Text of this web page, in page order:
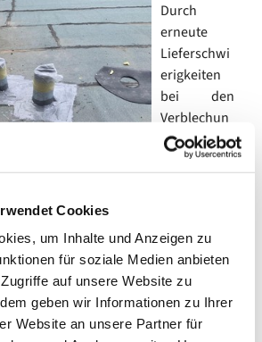
Cookies
um Inhalte und Anzeigen zu
für soziale Medien anbieten
auf unsere Website zu
geben wir Informationen zu Ihrer
Website an unsere Partner für
Durch
erneute
Lieferschwi
erigkeiten
bei den
Verblechun
gen haben
sich die
für die Durchführung
durch das Dach konnten,
erst am 27. April
eingebaut werden. Nun erst
die abschließenden Installationen